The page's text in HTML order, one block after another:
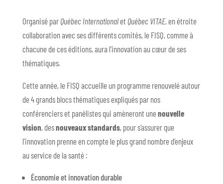
Organisé par Québec Internationalet Québec VITAE, en étroite
collaboration avec ses différents comités, le FISQ, comme à
chacune de ces éditions, aura l’innovation au cœur de ses
thématiques.
Cette année, le FISQ accueille un programme renouvelé autour
de 4 grands blocs thématiques expliqués par nos
conférenciers et panélistes qui amèneront unenouvelle
vision, desnouveaux standards, pour s’assurer que
l’innovation prenne en compte le plus grand nombre d’enjeux
au service de la santé :
Économie et innovation durable